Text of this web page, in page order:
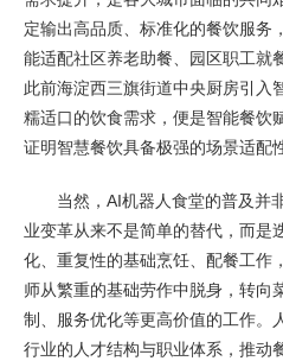
定输出高品质、标准化的餐饮服务
能适配社区养老助餐、园区职工就
此前海淀西三旗街道中央厨房引入
糯适口的饮食需求，便是智能餐饮
证明智慧餐饮具备极强的场景适配
当然，AI机器人食堂的普及并
业变革从来不是简单的替代，而是
化、重复性的基础烹饪、配餐工作
师从繁重的基础劳作中脱身，转向
制、服务优化等更高价值的工作。
行业的人才结构与职业体系，推动